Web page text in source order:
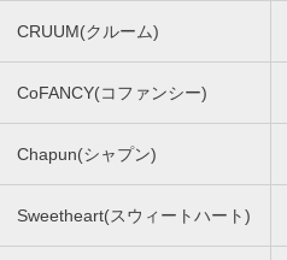
CRUUM(クルーム)
CoFANCY(コファンシー)
Chapun(シャプン)
Sweetheart(スウィートハート)